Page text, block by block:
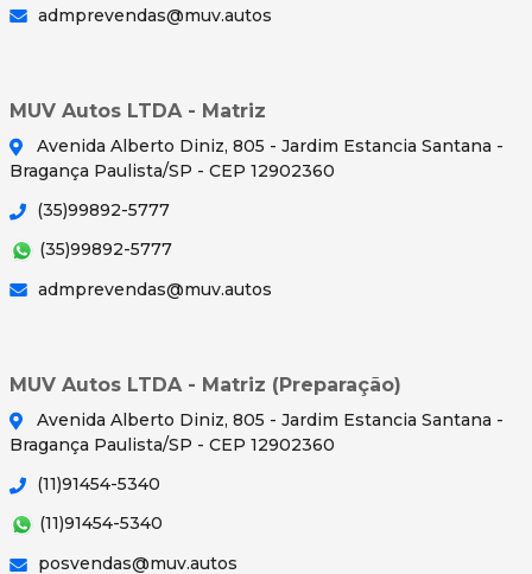
admprevendas@muv.autos
MUV Autos LTDA - Matriz
Avenida Alberto Diniz, 805 - Jardim Estancia Santana -
Bragança Paulista/SP - CEP 12902360
(35)99892-5777
(35)99892-5777
admprevendas@muv.autos
MUV Autos LTDA - Matriz (Preparação)
Avenida Alberto Diniz, 805 - Jardim Estancia Santana -
Bragança Paulista/SP - CEP 12902360
(11)91454-5340
(11)91454-5340
posvendas@muv.autos